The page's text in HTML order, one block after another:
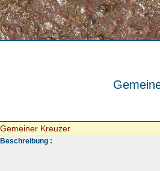
Gemeiner Kreuzer
Beschreibung :